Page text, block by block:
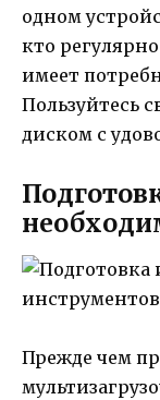
одном
кто
имеет
Пользуйтесь
диском с
Прежде чем